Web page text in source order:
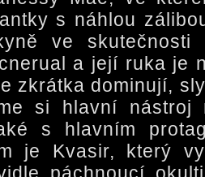
s náhlou
ve
a její ruka je
zkrátka dominují,
si hlavní
s hlavním
je Kvasir, který